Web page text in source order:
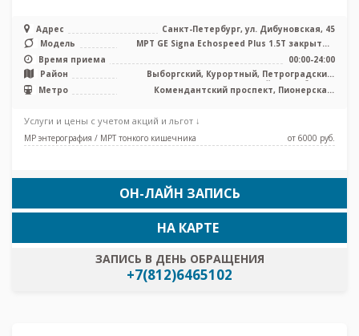
Адрес
Санкт-Петербург, ул. Дибуновская, 45
Модель
МРТ GE Signa Echospeed Plus 1.5T закрытый
Время приема
00:00-24:00
Район
Выборгский, Курортный, Петроградский,
Приморский, Лен. область
Метро
Комендантский проспект, Пионерская,
Услуги и цены с учетом акций и льгот ↓
МР энтерография / МРТ тонкого кишечника от 6000 pуб.
ОН-ЛАЙН ЗАПИСЬ
ЗАПИСЬ В ДЕНЬ ОБРАЩЕНИЯ
+7(812)6465102
НА КАРТЕ